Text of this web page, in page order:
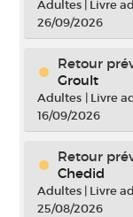
Adultes | Livre
26/09/2026
Retour
Groult
Adultes | Livre
16/09/2026
Retour
Chedid
Adultes | Livre
25/08/2026